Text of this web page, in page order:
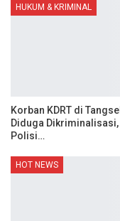
HUKUM & KRIMINAL
Korban KDRT di Tangsel
Diduga Dikriminalisasi,
Polisi…
HOT NEWS